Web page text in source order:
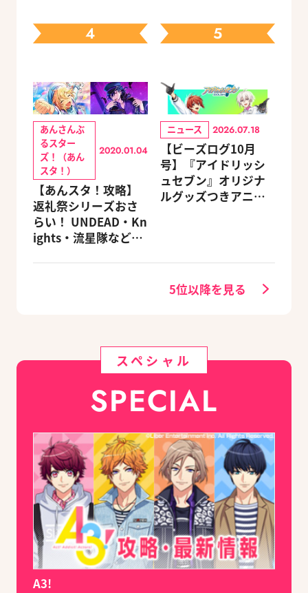
る豪華グッズ付き限
定セットも同時発売
4
あんさんぶ
るスター
ズ！（あん
スタ！）
2020.01.04
【あんスタ！攻略】
返礼祭シリーズおさ
らい！ UNDEAD・Kn
ights・流星隊など、
5
ニュース 2026.07.18
【ビーズログ10月
号】『アイドリッシ
ュセブン』オリジナ
ルグッズつきアニメ
5位以降を見る
スペシャル
SPECIAL
A3!